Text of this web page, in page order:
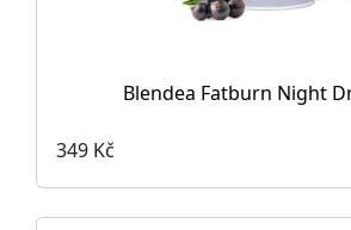
Blendea Fatburn Night
349 Kč